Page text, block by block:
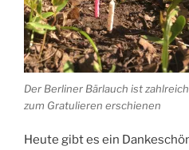
Der Berliner Bärlauch ist zahlreich
zum Gratulieren erschienen
Heute gibt es ein